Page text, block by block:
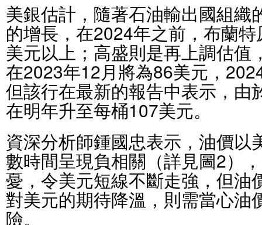
美銀估計，隨著石油輸出國組織
的增長，在2024年之前，布蘭
美元以上；高盛則是再上調估值
在2023年12月將為86美元，
但該行在最新的報告中表示，由
在明年升至每桶107美元。
資深分析師鍾國忠表示，油價以
數時間呈現負相關（詳見圖2）
憂，令美元短線不斷走強，但油
對美元的期待降溫，則需當心油
險。